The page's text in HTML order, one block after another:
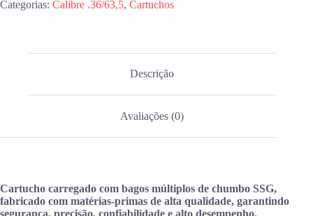
Categorias: Calibre .36/63,5, Cartuchos
Descrição
Avaliações (0)
Cartucho carregado com bagos múltiplos de chumbo SSG,
fabricado com matérias-primas de alta qualidade, garantindo
segurança, precisão, confiabilidade e alto desempenho.